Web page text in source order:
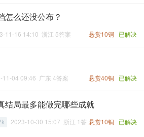
怎么还没公布？
悬赏10铜 已解决
11-16 14:10 浙江 5答案
悬赏40铜 已解决
11-04 09:46 广东 4答案
结局最多能做完哪些成就
悬赏10铜 已解决
2023-10-30 15:07 浙江 1答